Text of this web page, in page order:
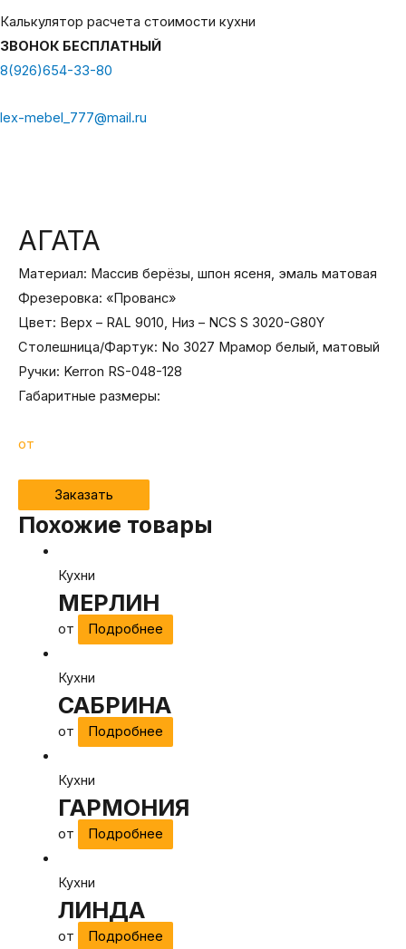
Калькулятор расчета стоимости кухни
ЗВОНОК БЕСПЛАТНЫЙ
8(926)654-33-80
lex-mebel_777@mail.ru
АГАТА
Материал: Массив берёзы, шпон ясеня, эмаль матовая
Фрезеровка: «Прованс»
Цвет: Верх – RAL 9010, Низ – NCS S 3020-G80Y
Столешница/Фартук: No 3027 Мрамор белый, матовый
Ручки: Kerron RS-048-128
Габаритные размеры:
от
Заказать
Похожие товары
Кухни
МЕРЛИН
от Подробнее
Кухни
САБРИНА
от Подробнее
Кухни
ГАРМОНИЯ
от Подробнее
Кухни
ЛИНДА
от Подробнее